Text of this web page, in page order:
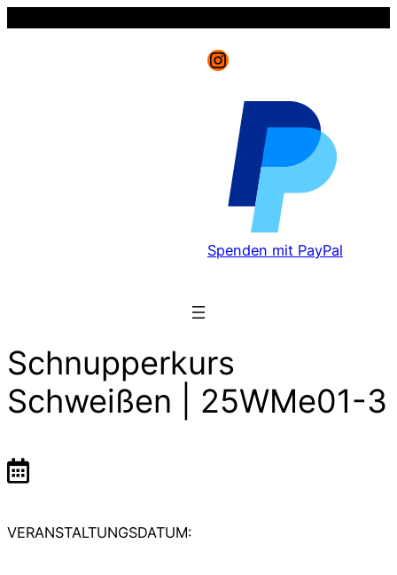
Instagram
Spenden mit PayPal
Schnupperkurs
Schweißen | 25WMe01-3
VERANSTALTUNGSDATUM: